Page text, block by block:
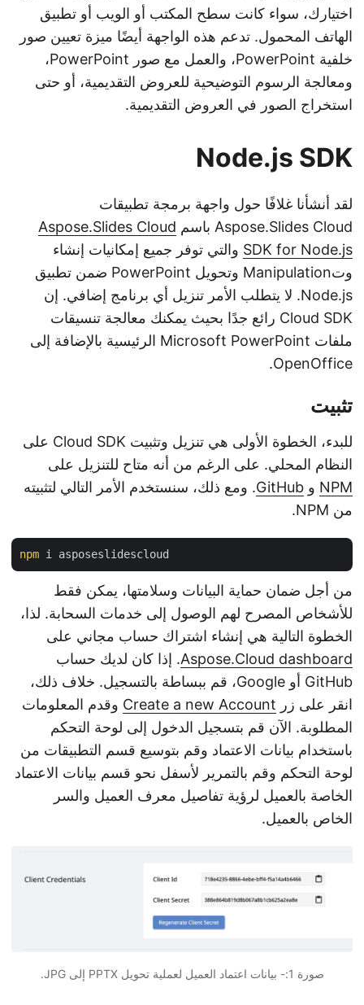
اختيارك، سواء كانت سطح المكتب أو الويب أو تطبيق
الهاتف المحمول. تدعم هذه الواجهة أيضًا ميزة تعيين صور
خلفية PowerPoint، والعمل مع صور PowerPoint،
ومعالجة الرسوم التوضيحية للعروض التقديمية، أو حتى
استخراج الصور في العروض التقديمية.
Node.js SDK
لقد أنشأنا غلافًا حول واجهة برمجة تطبيقات
Aspose.Slides Cloud باسم
Aspose.Slides Cloud
SDK for Node.js والتي توفر جميع إمكانيات إنشاء
وتManipulation وتحويل PowerPoint ضمن تطبيق
Node.js. لا يتطلب الأمر تنزيل أي برنامج إضافي. إن
Cloud SDK رائع جدًا بحيث يمكنك معالجة تنسيقات
ملفات Microsoft PowerPoint الرئيسية بالإضافة إلى
OpenOffice.
تثبيت
للبدء، الخطوة الأولى هي تنزيل وتثبيت Cloud SDK على
النظام المحلي. على الرغم من أنه متاح للتنزيل على
NPM و GitHub. ومع ذلك، سنستخدم الأمر التالي لتثبيته
من NPM.
npm
من أجل ضمان حماية البيانات وسلامتها، يمكن فقط
للأشخاص المصرح لهم الوصول إلى خدمات السحابة. لذا،
الخطوة التالية هي إنشاء اشتراك حساب مجاني على
Aspose.Cloud dashboard. إذا كان لديك حساب
GitHub أو Google، قم ببساطة بالتسجيل. خلاف ذلك،
انقر على زر Create a new Account وقدم المعلومات
المطلوبة. الآن قم بتسجيل الدخول إلى لوحة التحكم
باستخدام بيانات الاعتماد وقم بتوسيع قسم التطبيقات من
لوحة التحكم وقم بالتمرير لأسفل نحو قسم بيانات الاعتماد
الخاصة بالعميل لرؤية تفاصيل معرف العميل والسر
الخاص بالعميل.
صورة 1:- بيانات اعتماد العميل لعملية تحويل PPTX إلى JPG.